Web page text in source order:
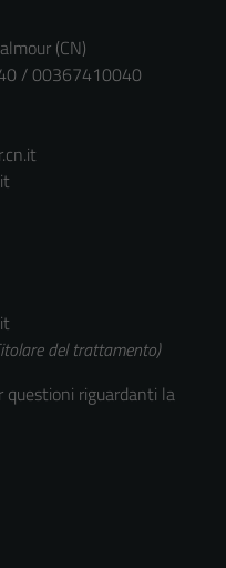
(CN)
/ 00367410040
del trattamento)
questioni riguardanti la